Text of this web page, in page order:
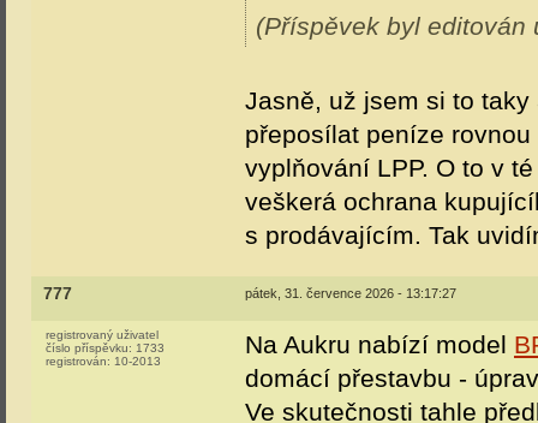
(Příspěvek byl editován
Jasně, už jsem si to
přeposílat peníze
vyplňování LPP. O to v
veškerá ochrana
s prodávajícím. Tak
777 pátek, 31. července 2026 - 13:17:27
registrovaný uživatel
číslo příspěvku: 1733
registrován: 10-2013
Na Aukru nabízí model
domácí přestavbu -
Ve skutečnosti tahle